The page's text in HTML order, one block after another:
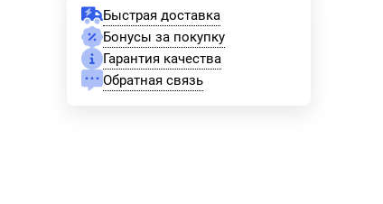
Быстрая доставка
Бонусы за покупку
Гарантия качества
Обратная связь